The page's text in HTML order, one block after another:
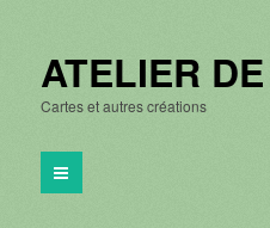
ATELIER
Cartes et autres créations